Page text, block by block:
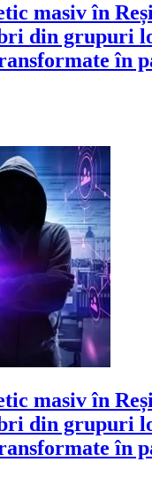
masiv în
din grupuri
în
masiv în
din grupuri
în